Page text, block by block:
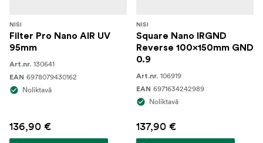
NISI
Filter Pro Nano AIR UV
95mm
Art.nr. 130641
EAN 6978079430162
Noliktavā
136,90 €
NISI
Square Nano IRGND
Reverse 100x150mm GND
0.9
Art.nr. 106919
EAN 6971634242989
Noliktavā
137,90 €